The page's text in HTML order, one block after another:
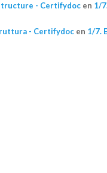
- Certifydocen 1/
- Certifydocen 1/7.